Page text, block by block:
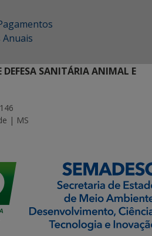
DEFESA SANITÁRIA ANIMAL E
| MS